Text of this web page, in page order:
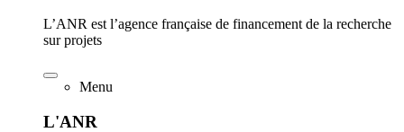
L’ANR est l’agence française de financement de la recherche
sur projets
Menu
L'ANR